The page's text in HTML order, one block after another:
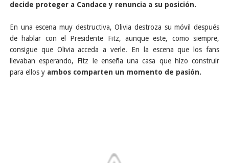
decide proteger a Candace y renuncia a su posición.
En una escena muy destructiva, Olivia destroza su móvil después
de hablar con el Presidente Fitz, aunque este, como siempre,
consigue que Olivia acceda a verle. En la escena que los fans
llevaban esperando, Fitz le enseña una casa que hizo construir
para ellos y ambos comparten un momento de pasión.